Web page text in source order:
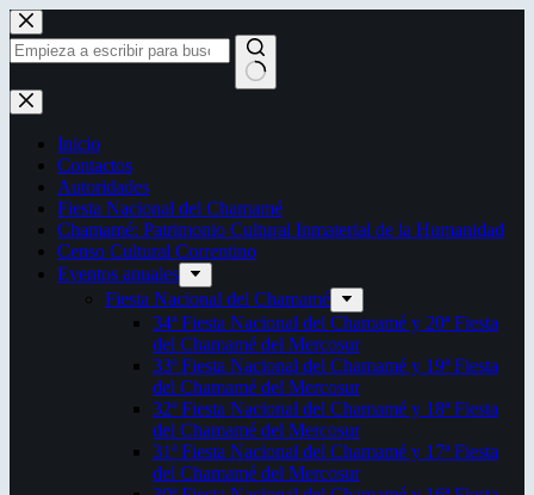
Saltar
al
contenido
Sin
resultados
Inicio
Contactos
Autoridades
Fiesta Nacional del Chamamé
Chamamé: Patrimonio Cultural Inmaterial de la Humanidad
Censo Cultural Correntino
Eventos anuales
Fiesta Nacional del Chamamé
34ª Fiesta Nacional del Chamamé y 20ª Fiesta
del Chamamé del Mercosur
33ª Fiesta Nacional del Chamamé y 19ª Fiesta
del Chamamé del Mercosur
32ª Fiesta Nacional del Chamamé y 18ª Fiesta
del Chamamé del Mercosur
31ª Fiesta Nacional del Chamamé y 17ª Fiesta
del Chamamé del Mercosur